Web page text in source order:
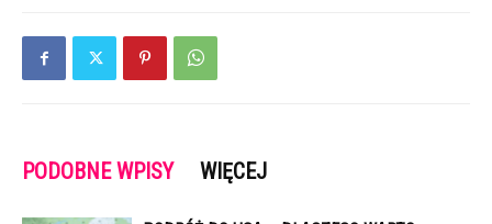
PODOBNE WPISY WIĘCEJ